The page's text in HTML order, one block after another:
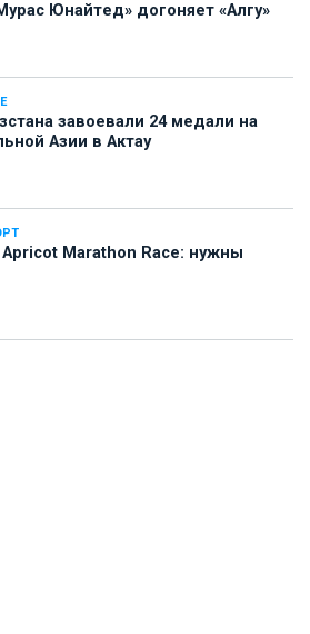
Юнайтед» догоняет «Алгу»
завоевали 24 медали на
Азии в Актау
Marathon Race: нужны